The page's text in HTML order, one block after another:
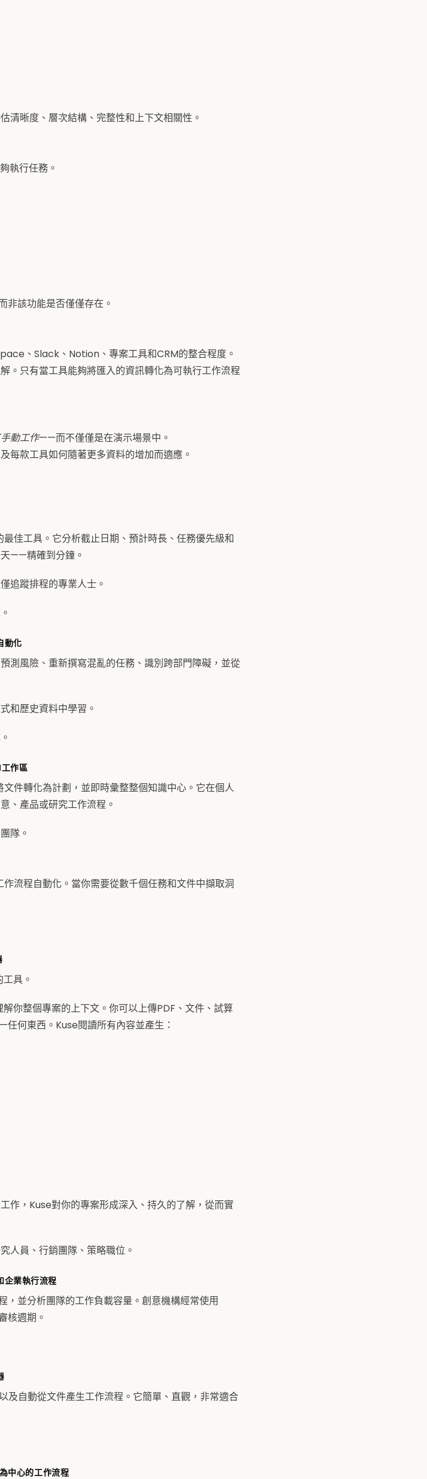
清晰度、層次結構、完整性和上下文相關性。
執行任務。
該功能是否僅僅存在。
、Slack、Notion、專案工具和CRM的整合程度。
。只有當工具能夠將匯入的資訊轉化為可執行工作流程
動工作——而不僅僅是在演示場景中。
每款工具如何隨著更多資料的增加而適應。
最佳工具。它分析截止日期、預計時長、任務優先級和
——精確到分鐘。
追蹤排程的專業人士。
動化
測風險、重新撰寫混亂的任務、識別跨部門障礙，並從
和歷史資料中學習。
作區
件轉化為計劃，並即時彙整整個知識中心。它在個人
、產品或研究工作流程。
隊。
流程自動化。當你需要從數千個任務和文件中擷取洞
具。
你整個專案的上下文。你可以上傳PDF、文件、試算
何東西。Kuse閱讀所有內容並產生：
作，Kuse對你的專案形成深入、持久的了解，從而實
人員、行銷團隊、策略職位。
業執行流程
並分析團隊的工作負載容量。創意機構經常使用
核週期。
自動從文件產生工作流程。它簡單、直觀，非常適合
中心的工作流程